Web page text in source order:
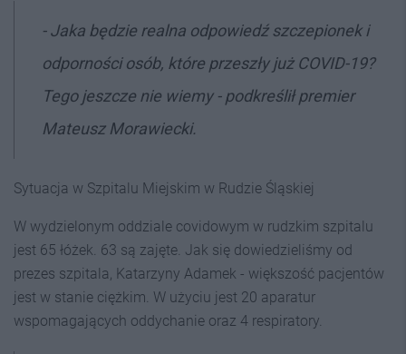
- Jaka będzie realna odpowiedź szczepionek i
odporności osób, które przeszły już COVID-19?
Tego jeszcze nie wiemy - podkreślił premier
Mateusz Morawiecki.
Sytuacja w Szpitalu Miejskim w Rudzie Śląskiej
W wydzielonym oddziale covidowym w rudzkim szpitalu
jest 65 łóżek. 63 są zajęte. Jak się dowiedzieliśmy od
prezes szpitala, Katarzyny Adamek - większość pacjentów
jest w stanie ciężkim. W użyciu jest 20 aparatur
wspomagających oddychanie oraz 4 respiratory.